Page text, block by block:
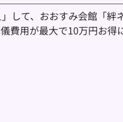
して、おおすみ会館「絆
費用が最大で10万円お得